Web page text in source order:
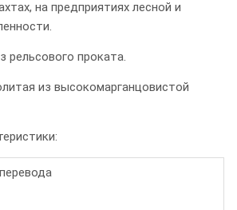
на предприятиях лесной и
рельсового проката.
из высокомарганцовистой